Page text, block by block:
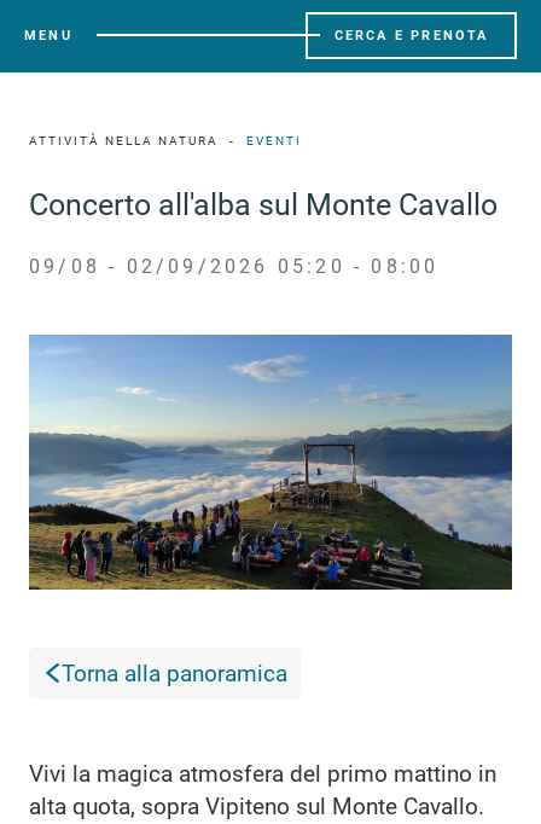
MENU CERCA E PRENOTA
ATTIVITÀ NELLA NATURA EVENTI
Concerto all'alba sul Monte Cavallo
09/08 - 02/09/2026 05:20 - 08:00
Torna alla panoramica
Vivi la magica atmosfera del primo mattino in
alta quota, sopra Vipiteno sul Monte Cavallo.